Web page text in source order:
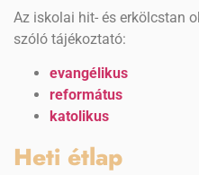
Az iskolai hit- és erkölcstan
szóló tájékoztató:
evangélikus
református
katolikus
Heti étlap